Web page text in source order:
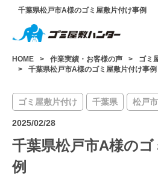
千葉県松戸市A様のゴミ屋敷片付け事例
HOME 作業実績・お客様の声
ゴミ
千葉県松戸市A様のゴミ屋敷片付け事例
ゴミ屋敷片付け 千葉県 松戸市
2025/02/28
千葉県松戸市A様の
例